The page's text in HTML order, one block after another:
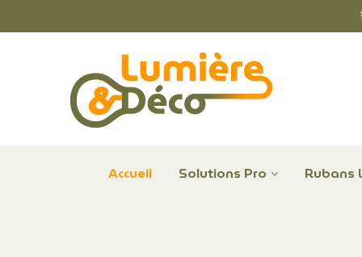
Accueil Solutions Pro Rubans